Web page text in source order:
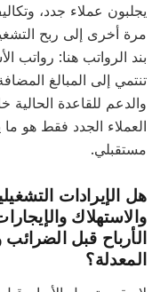
عملاء جدد، وتكاليف
أخرى إلى ربح التشغيل.
الرواتب هنا: رواتب
إلى المبالغ المضافة،
للقاعدة الحالية
الجدد فقط هو ما
الإيرادات التشغيلية
والإيجارات
قبل الضرائب